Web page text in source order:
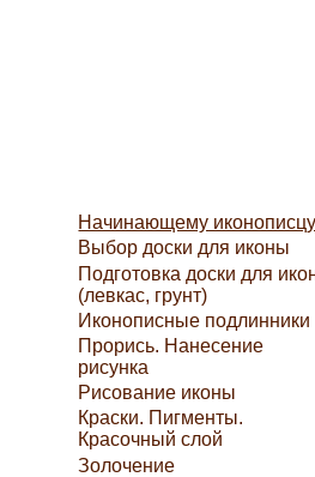
Начинающему иконописцу
Выбор доски для иконы
Подготовка доски для
(левкас, грунт)
Иконописные подлинники
Прорись. Нанесение
рисунка
Рисование иконы
Краски. Пигменты.
Красочный слой
Золочение